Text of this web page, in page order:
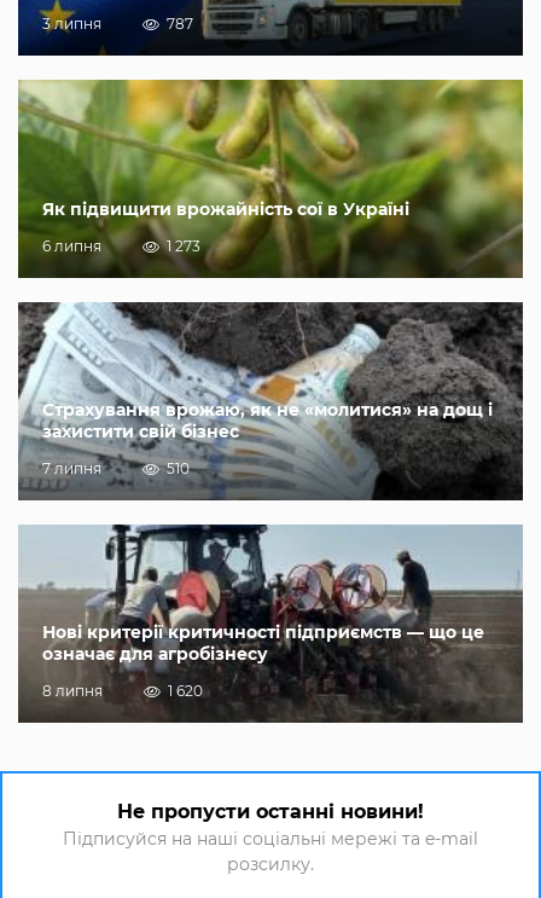
3 липня 787
Як підвищити врожайність сої в Україні
6 липня 1 273
Страхування врожаю, як не «молитися» на дощ і
захистити свій бізнес
7 липня 510
Нові критерії критичності підприємств — що це
означає для агробізнесу
8 липня 1 620
Не пропусти останні новини!
Підписуйся на наші соціальні мережі та e-mail
розсилку.